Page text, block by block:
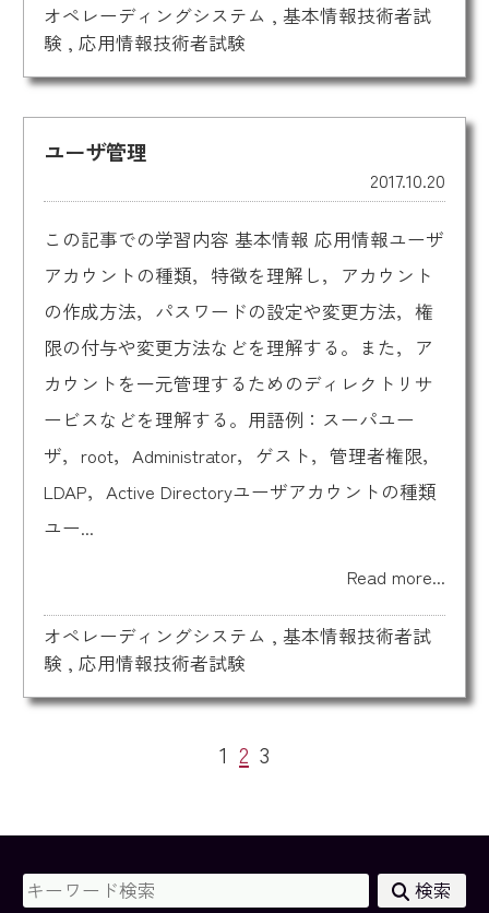
オペレーディングシステム , 基本情報技術者試
験 , 応用情報技術者試験
ユーザ管理
2017.10.20
この記事での学習内容 基本情報 応用情報ユーザ
アカウントの種類，特徴を理解し，アカウント
の作成方法，パスワードの設定や変更方法，権
限の付与や変更方法などを理解する。また，ア
カウントを一元管理するためのディレクトリサ
ービスなどを理解する。用語例：スーパユー
ザ，root，Administrator，ゲスト，管理者権限，
LDAP，Active Directoryユーザアカウントの種類
ユー...
Read more...
オペレーディングシステム , 基本情報技術者試
験 , 応用情報技術者試験
1 2 3
検索